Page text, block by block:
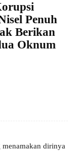
Penuh
Berikan
Oknum
menamakan dirinya